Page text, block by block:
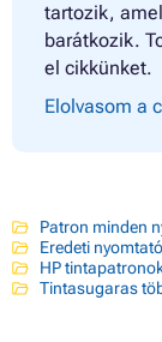
tartozik,
barátkozik.
el cikkünket.
Elolvasom a
Patron minden
Eredeti
HP
Tintasugaras